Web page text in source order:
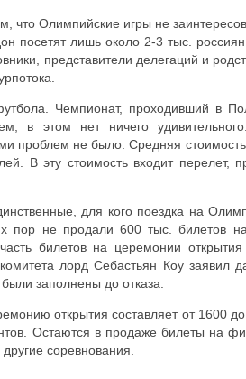
что Олимпийские игры не
посетят лишь около 2-3 тыс.
представители делегаций и
Чемпионат, проходивший в
в этом нет ничего
проблем не было. Средняя
В эту стоимость входит перелет,
для кого поездка на
пор не продали 600 тыс. билетов
билетов на церемонии
лорд Себастьян Коу заявил
заполнены до отказа.
открытия составляет от 1600
Остаются в продаже билеты на
соревнования.